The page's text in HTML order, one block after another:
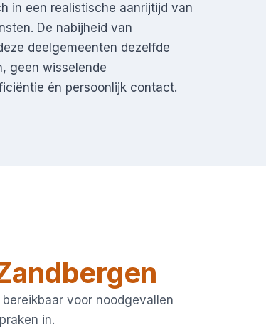
in een realistische aanrijtijd van
De nabijheid van
deelgemeenten dezelfde
geen wisselende
én persoonlijk contact.
voor noodgevallen
in.